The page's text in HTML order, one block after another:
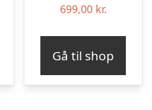
699,00 kr.
Gå til shop